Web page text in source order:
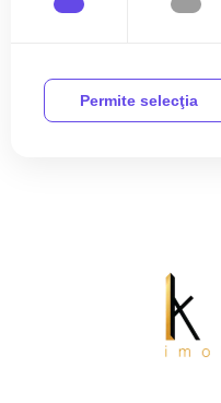
Case de inchiriat in Cluj-Napoca
Case de inchiriat in Cluj-Napoca
Case de inchiriat in Cluj-Napoca
Case de inchiriat in Cluj-Napoca
Numar de camere case
Permite selecţia